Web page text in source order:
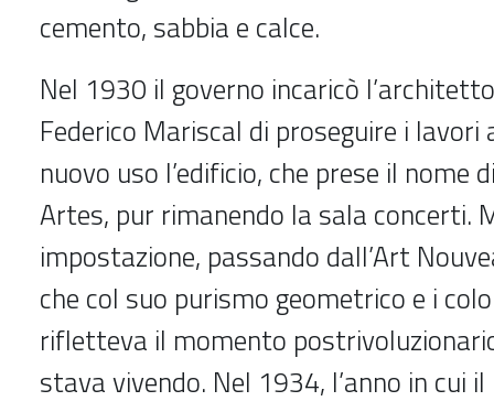
cemento, sabbia e calce.
Nel 1930 il governo incaricò
Federico Mariscal di proseguire i
nuovo uso l’edificio, che prese il nome
Artes, pur rimanendo la sala concerti.
impostazione, passando dall’Art
che col suo purismo geometrico e i
rifletteva il momento
stava vivendo. Nel 1934, l’anno in cui